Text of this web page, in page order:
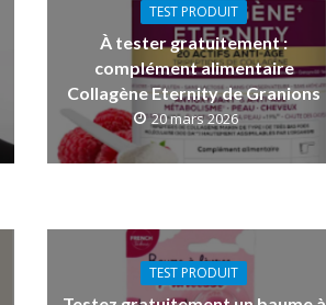
TEST PRODUIT
À tester gratuitement :
complément alimentaire
Collagène Eternity de Granions
20 mars 2026
TEST PRODUIT